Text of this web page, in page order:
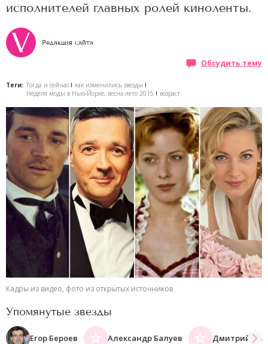
исполнителей главных ролей киноленты.
Редакция сайта
Обсудить тему
Теги: Тогда и сейчас
как изменились звезды
Неделя моды в Нью-Йорке, весна-лето 2015
возраст
Кадры из видео, фото из открытых источников
Упомянутые звезды
Егор Бероев Александр Балуев Дмитрий